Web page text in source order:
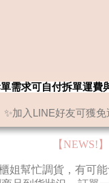
✨加入LINE好友可獲
需求可自付拆單運